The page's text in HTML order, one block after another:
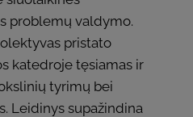
problemų valdymo.
pristato
katedroje tęsiamas ir
tyrimų bei
Leidinys supažindina